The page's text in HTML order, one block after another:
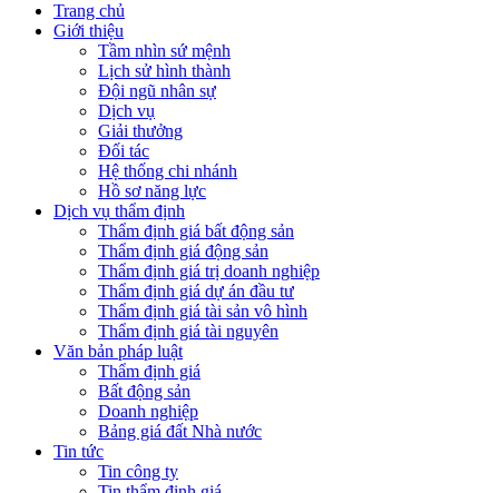
Trang chủ
Giới thiệu
Tầm nhìn sứ mệnh
Lịch sử hình thành
Đội ngũ nhân sự
Dịch vụ
Giải thưởng
Đối tác
Hệ thống chi nhánh
Hồ sơ năng lực
Dịch vụ thẩm định
Thẩm định giá bất động sản
Thẩm định giá động sản
Thẩm định giá trị doanh nghiệp
Thẩm định giá dự án đầu tư
Thẩm định giá tài sản vô hình
Thẩm định giá tài nguyên
Văn bản pháp luật
Thẩm định giá
Bất động sản
Doanh nghiệp
Bảng giá đất Nhà nước
Tin tức
Tin công ty